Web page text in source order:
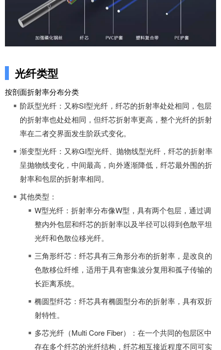
光纤类型
按剖面折射率分布分类
阶跃型光纤：又称SI型光纤，纤芯的折射率处处相同，包层
的折射率也处处相同，但纤芯折射率更高，整个光纤的折射
率在二者交界面发生阶跃式变化。
渐变型光纤：又称GI型光纤、抛物线型光纤，纤芯的折射率
呈抛物线变化，中间最高，向外逐渐降低，纤芯最外围的折
射率和包层的折射率相同。
其他类型：
W型光纤：折射率分布像W型，具有两个包层，通过调
整内外包层和纤芯的折射率以及半径可以得到色散平坦
光纤和色散位移光纤。
三角形纤芯：纤芯具有三角形分布的折射率，是改良的
色散移位纤维，适用于具有密集波分复用和孤子传输的
长距离系统。
椭圆型纤芯：纤芯具有椭圆型分布的折射率，具有双折
射特性。
多芯光纤（Multi Core Fiber）：在一个共同的包层区中
存在多个纤芯的光纤结构，纤芯相互接近程度不同可实